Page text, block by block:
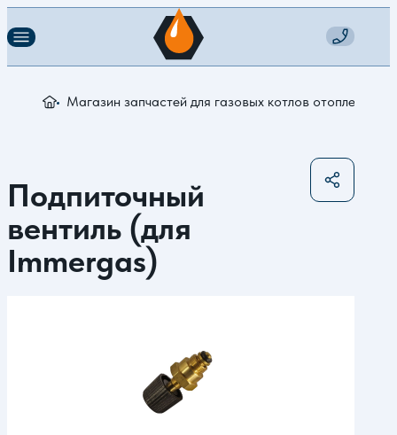
Магазин запчастей для газовых котлов отопления
Подпиточный
вентиль (для
Immergas)